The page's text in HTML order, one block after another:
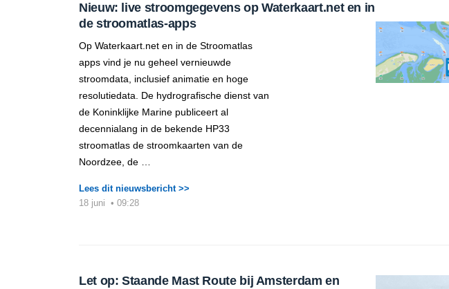
Nieuw: live stroomgegevens op Waterkaart.net en in
de stroomatlas-apps
Op Waterkaart.net en in de Stroomatlas
apps vind je nu geheel vernieuwde
stroomdata, inclusief animatie en hoge
resolutiedata. De hydrografische dienst van
de Koninklijke Marine publiceert al
decennialang in de bekende HP33
stroomatlas de stroomkaarten van de
Noordzee, de …
Lees dit nieuwsbericht >>
18 juni • 09:28
Let op: Staande Mast Route bij Amsterdam en